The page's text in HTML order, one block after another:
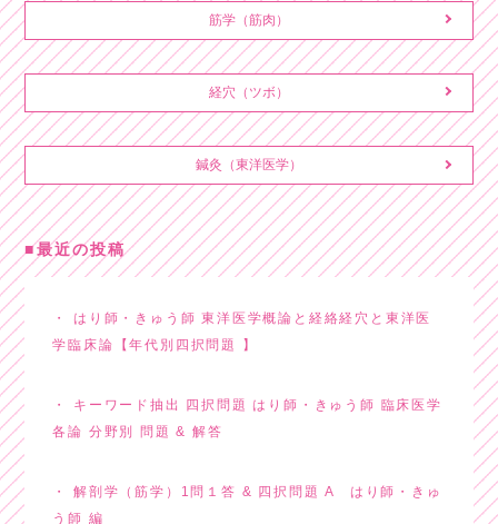
筋学（筋肉）
経穴（ツボ）
鍼灸（東洋医学）
最近の投稿
はり師・きゅう師 東洋医学概論と経絡経穴と東洋医
学臨床論【年代別四択問題 】
キーワード抽出 四択問題 はり師・きゅう師 臨床医学
各論 分野別 問題 & 解答
解剖学（筋学）1問１答 & 四択問題 A はり師・きゅ
う師 編